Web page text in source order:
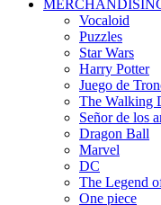
Vocaloid
Puzzles
Star Wars
Harry Potter
Juego de
The Walking
Señor de los
Dragon Ball
Marvel
DC
The Legend
One piece